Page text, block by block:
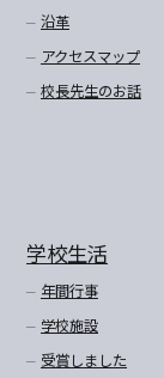
沿革
アクセスマップ
校長先生のお話
学校生活
年間行事
学校施設
受賞しました